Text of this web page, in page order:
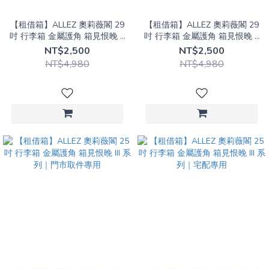
【租借箱】ALLEZ 奧莉薇閣 29
吋 行李箱 金屬護角 箱見恨晚 III
系列｜門市取件專用
NT$2,500
NT$4,980
【租借箱】ALLEZ 奧莉薇閣 29
吋 行李箱 金屬護角 箱見恨晚 III
系列｜宅配專用
NT$2,500
NT$4,980